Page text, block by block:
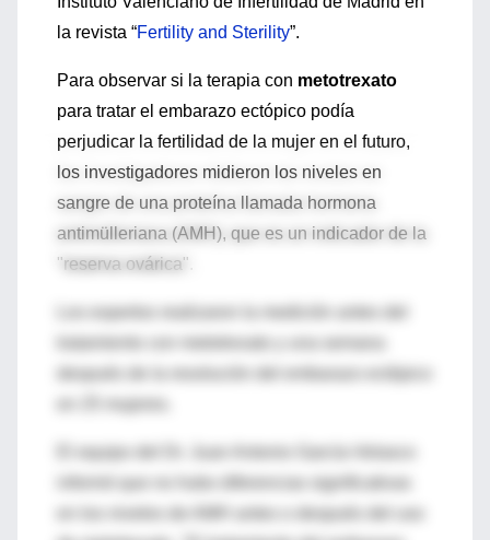
la revista “Fertility and Sterility”.
Para observar si la terapia con metotrexato
para tratar el embarazo ectópico podía
perjudicar la fertilidad de la mujer en el futuro,
los investigadores midieron los niveles en
sangre de una proteína llamada hormona
antimülleriana (AMH), que es un indicador de la
"reserva ovárica".
El equipo del Dr. Juan Antonio García-Velasco
informó que no hubo diferencias significativas